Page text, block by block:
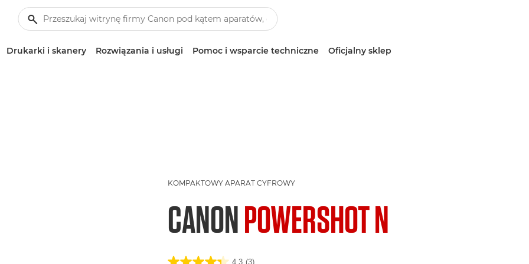
Drukarki i skanery Rozwiązania i usługi Pomoc i wsparcie techniczne Oficjalny sklep
KOMPAKTOWY APARAT CYFROWY
CANONPOWERSHOT N
4.3 (3)